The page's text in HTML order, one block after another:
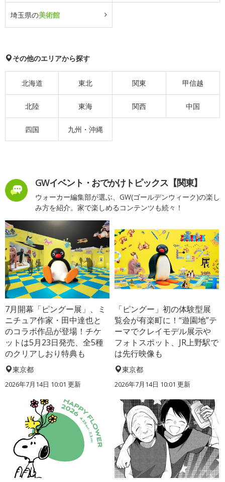
埼玉県の美術館
その他のエリアから探す
北海道 東北 関東 甲信越
北陸 東海 関西 中国
四国 九州・沖縄
GWイベント・おでかけトピックス【関東】
ウォーカー編集部が選ぶ、GW(ゴールデンウィーク)の楽し
み方を紹介。家で楽しめるコンテンツも続々！
7月開幕「ピングー展」、ミ
ニチュア作家・田中達也と
のコラボ作品が登場！チケ
ットは5月23日発売、全5種
のクリアしおり特典も
東京都
2026年7月14日 10:01 更新
「ピングー」初の体験型展
覧会が有楽町に！“遊園地”テ
ーマでクレイモデル展示や
フォトスポット、JR上野駅で
は先行映像も
東京都
2026年7月14日 10:01 更新